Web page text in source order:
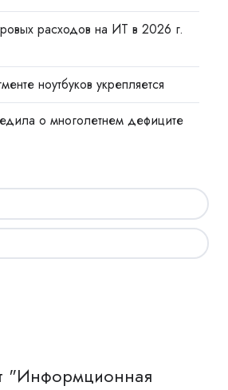
расходов на ИТ в 2026 г.
ноутбуков укрепляется
о многолетнем дефиците
"Информционная